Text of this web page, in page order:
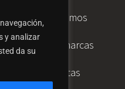
y analizar
da su
Quiénes somos
Nuestras marcas
Inversionistas